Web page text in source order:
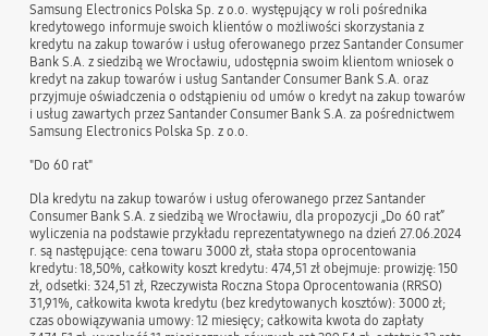
Samsung Electronics Polska Sp. z o.o. występujący w roli pośrednika
kredytowego informuje swoich klientów o możliwości skorzystania z
kredytu na zakup towarów i usług oferowanego przez Santander Consumer
Bank S.A. z siedzibą we Wrocławiu, udostępnia swoim klientom wniosek o
kredyt na zakup towarów i usług Santander Consumer Bank S.A. oraz
przyjmuje oświadczenia o odstąpieniu od umów o kredyt na zakup towarów
i usług zawartych przez Santander Consumer Bank S.A. za pośrednictwem
Samsung Electronics Polska Sp. z o.o.
"Do 60 rat"
Dla kredytu na zakup towarów i usług oferowanego przez Santander
Consumer Bank S.A. z siedzibą we Wrocławiu, dla propozycji „Do 60 rat”
wyliczenia na podstawie przykładu reprezentatywnego na dzień 27.06.2024
r. są następujące: cena towaru 3000 zł, stała stopa oprocentowania
kredytu: 18,50%, całkowity koszt kredytu: 474,51 zł obejmuje: prowizję: 150
zł, odsetki: 324,51 zł, Rzeczywista Roczna Stopa Oprocentowania (RRSO)
31,91%, całkowita kwota kredytu (bez kredytowanych kosztów): 3000 zł;
czas obowiązywania umowy: 12 miesięcy; całkowita kwota do zapłaty